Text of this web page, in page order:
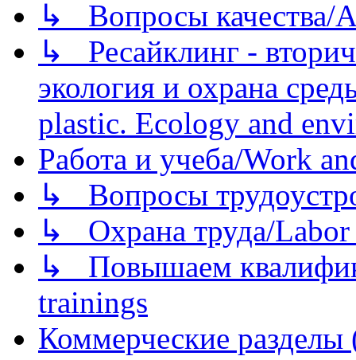
↳ Вопросы качества/
↳ Ресайклинг -
экология и охрана
plastic. Ecology and
Работа и учеба/Work
↳ Вопросы
↳ Охрана труда/Labor
↳ Повышаем
trainings
Коммерческие